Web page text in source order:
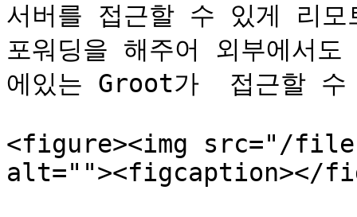
서버를 접근할 수 있게 리모
포워딩을 해주어 외부에서
에있는 Groot가  접근할
<figure><img src="/files/
alt=""><figcaption></